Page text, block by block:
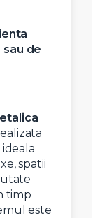
de
ideala
spatii
timp
este